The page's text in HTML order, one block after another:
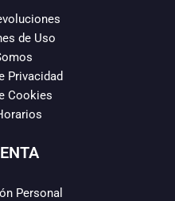
de Uso
Privacidad
Cookies
Personal